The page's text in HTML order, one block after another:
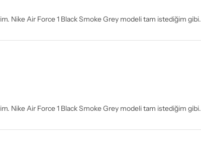
Nike Air Force 1 Black Smoke Grey modeli tam istediğim gibi.
Nike Air Force 1 Black Smoke Grey modeli tam istediğim gibi.